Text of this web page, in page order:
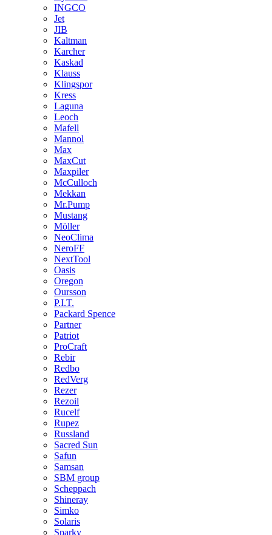
INGCO
Jet
JIB
Kaltman
Karcher
Kaskad
Klauss
Klingspor
Kress
Laguna
Leoch
Mafell
Mannol
Max
MaxCut
Maxpiler
McCulloch
Mekkan
Mr.Pump
Mustang
Möller
NeoClima
NeroFF
NextTool
Oasis
Oregon
Oursson
P.I.T.
Packard Spence
Partner
Patriot
ProCraft
Rebir
Redbo
RedVerg
Rezer
Rezoil
Rucelf
Rupez
Russland
Sacred Sun
Safun
Samsan
SBM group
Scheppach
Shineray
Simko
Solaris
Sparky